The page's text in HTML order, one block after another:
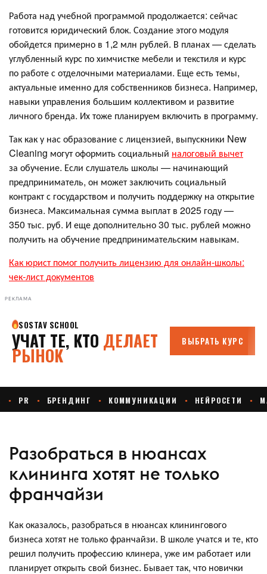
Работа над учебной программой продолжается: сейчас
готовится юридический блок. Создание этого модуля
обойдется примерно в 1,2 млн рублей. В планах — сделать
углубленный курс по химчистке мебели и текстиля и курс
по работе с отделочными материалами. Еще есть темы,
актуальные именно для собственников бизнеса. Например,
навыки управления большим коллективом и развитие
личного бренда. Их тоже планируем включить в программу.
Так как у нас образование с лицензией, выпускники New
Cleaning могут оформить социальный налоговый вычет
за обучение. Если слушатель школы — начинающий
предприниматель, он может заключить социальный
контракт с государством и получить поддержку на открытие
бизнеса. Максимальная сумма выплат в 2025 году —
350 тыс. руб. И еще дополнительно 30 тыс. рублей можно
получить на обучение предпринимательским навыкам.
Как юрист помог получить лицензию для онлайн‑школы:
чек‑лист документов
РЕКЛАМА
Разобраться в нюансах
клининга хотят не только
франчайзи
Как оказалось, разобраться в нюансах клинингового
бизнеса хотят не только франчайзи. В школе учатся и те, кто
решил получить профессию клинера, уже им работает или
планирует открыть свой бизнес. Бывает так, что новички